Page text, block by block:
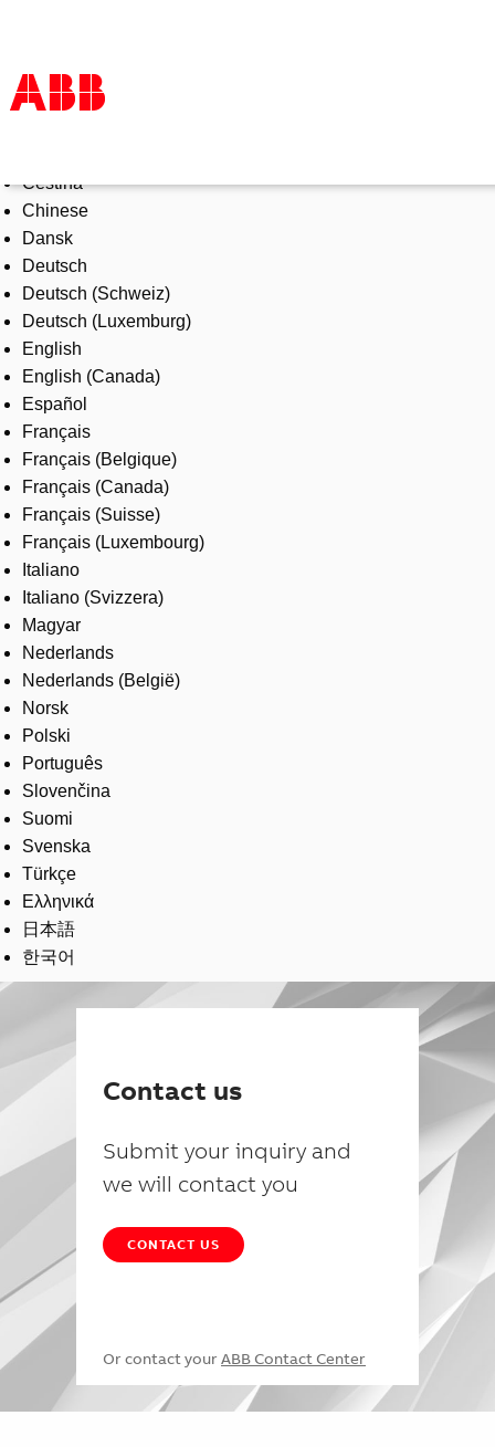
Products & Solutions
Industries
Services
About us
Where to buy
Contact us
Careers
Čeština
Chinese
Dansk
Deutsch
Deutsch (Schweiz)
Deutsch (Luxemburg)
English
English (Canada)
Español
Français
Français (Belgique)
Français (Canada)
Français (Suisse)
Français (Luxembourg)
Italiano
Italiano (Svizzera)
Magyar
Nederlands
Nederlands (België)
Norsk
Polski
Português
Slovenčina
Suomi
Svenska
Türkçe
Ελληνικά
日本語
한국어
Contact us
Submit your inquiry and
we will contact you
CONTACT US
Or contact your ABB Contact Center